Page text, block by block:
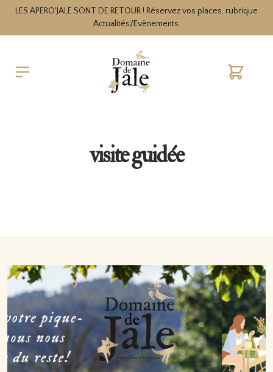
LES APERO'JALE SONT DE RETOUR ! Réservez vos places, rubrique
Actualités/Evènements.
Cart
visite guidée